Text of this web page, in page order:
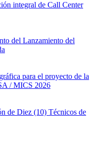
integral de Call Center
del Lanzamiento del
para el proyecto de la
/ MICS 2026
de Diez (10) Técnicos de